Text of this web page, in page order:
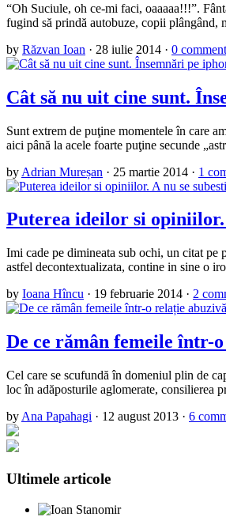
“Oh Suciule, oh ce-mi faci, oaaaaa!!!”.
fugind să prindă autobuze, copii
by Răzvan Ioan · 28 iulie 2014 · 0
Cât să nu uit cine sunt.
Sunt extrem de puţine momentele în care
aici până la acele foarte puţine secunde
by Adrian Mureșan · 25 martie 2014 · 1
Puterea ideilor si opiniilor.
Imi cade pe dimineata sub ochi, un citat
astfel decontextualizata, contine in sine o
by Ioana Hîncu · 19 februarie 2014 · 2
De ce rămân femeile într-
Cel care se scufundă în domeniul plin de
loc în adăposturile aglomerate, consilierea
by Ana Papahagi · 12 august 2013 · 6
Ultimele articole